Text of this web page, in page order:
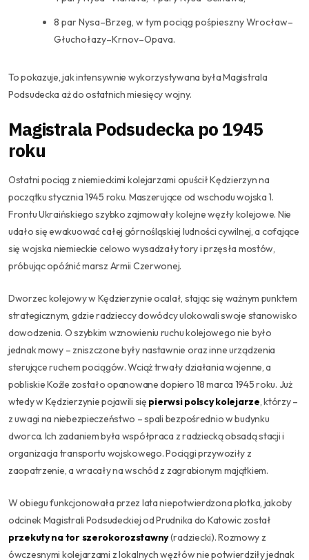
8 par Nysa–Brzeg, w tym pociąg pośpieszny Wrocław–
Głuchołazy–Krnov–Opava.
To pokazuje, jak intensywnie wykorzystywana była Magistrala
Podsudecka aż do ostatnich miesięcy wojny.
Magistrala Podsudecka po 1945
roku
Ostatni pociąg z niemieckimi kolejarzami opuścił Kędzierzyn na
początku stycznia 1945 roku. Maszerujące od wschodu wojska 1.
Frontu Ukraińskiego szybko zajmowały kolejne węzły kolejowe. Nie
udało się ewakuować całej górnośląskiej ludności cywilnej, a cofające
się wojska niemieckie celowo wysadzały tory i przęsła mostów,
próbując opóźnić marsz Armii Czerwonej.
Dworzec kolejowy w Kędzierzynie ocalał, stając się ważnym punktem
strategicznym, gdzie radzieccy dowódcy ulokowali swoje stanowisko
dowodzenia. O szybkim wznowieniu ruchu kolejowego nie było
jednak mowy – zniszczone były nastawnie oraz inne urządzenia
sterujące ruchem pociągów. Wciąż trwały działania wojenne, a
pobliskie Koźle zostało opanowane dopiero 18 marca 1945 roku. Już
wtedy w Kędzierzynie pojawili się pierwsi polscy kolejarze, którzy –
z uwagi na niebezpieczeństwo – spali bezpośrednio w budynku
dworca. Ich zadaniem była współpraca z radziecką obsadą stacji i
organizacja transportu wojskowego. Pociągi przywoziły z
zaopatrzenie, a wracały na wschód z zagrabionym majątkiem.
W obiegu funkcjonowała przez lata niepotwierdzona plotka, jakoby
odcinek Magistrali Podsudeckiej od Prudnika do Katowic został
przekuty na tor szerokorozstawny(radziecki). Rozmowy z
ówczesnymi kolejarzami z lokalnych węzłów nie potwierdziły jednak